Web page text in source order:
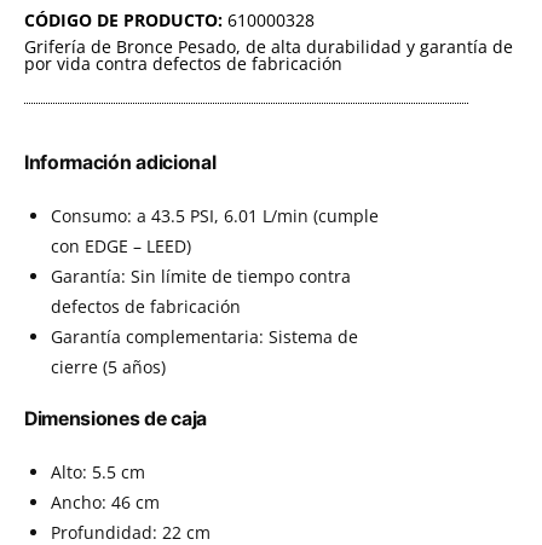
CÓDIGO DE PRODUCTO: 610000328
Grifería de Bronce Pesado, de alta durabilidad y garantía de
por vida contra defectos de fabricación
Información adicional
Consumo: a 43.5 PSI, 6.01 L/min (cumple
con EDGE – LEED)
Garantía: Sin límite de tiempo contra
defectos de fabricación
Garantía complementaria: Sistema de
cierre (5 años)
Dimensiones de caja
Alto: 5.5 cm
Ancho: 46 cm
Profundidad: 22 cm